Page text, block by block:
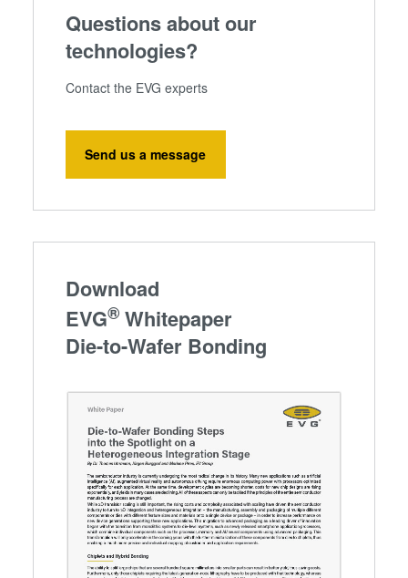
Questions about our
technologies?
Contact the EVG experts
Send us a message
Download
EVG®Whitepaper
Die-to-Wafer Bonding